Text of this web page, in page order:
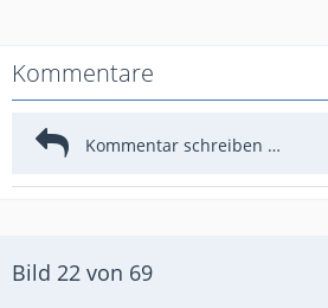
Kommentare
Bild 22 von 69